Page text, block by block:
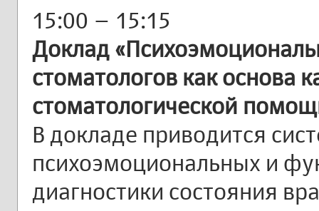
15:00 – 15:15
Доклад
стоматологов как основа
стоматологической
В докладе приводится
психоэмоциональных и
диагностики состояния